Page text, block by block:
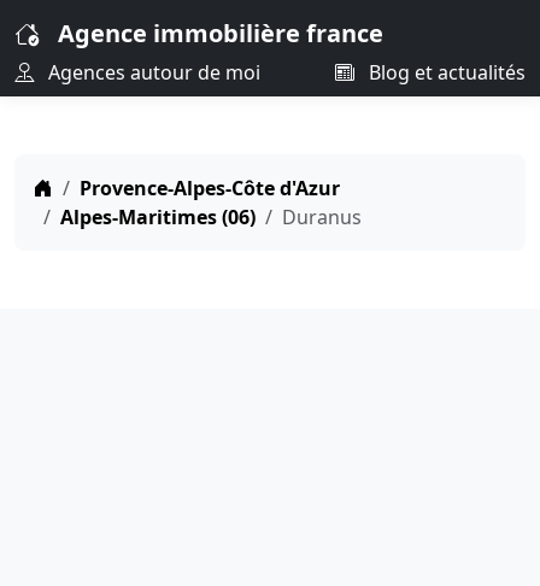
Agence immobilière france
Agences autour de moi Blog et actualités
Provence-Alpes-Côte d'Azur
Alpes-Maritimes (06)
Duranus